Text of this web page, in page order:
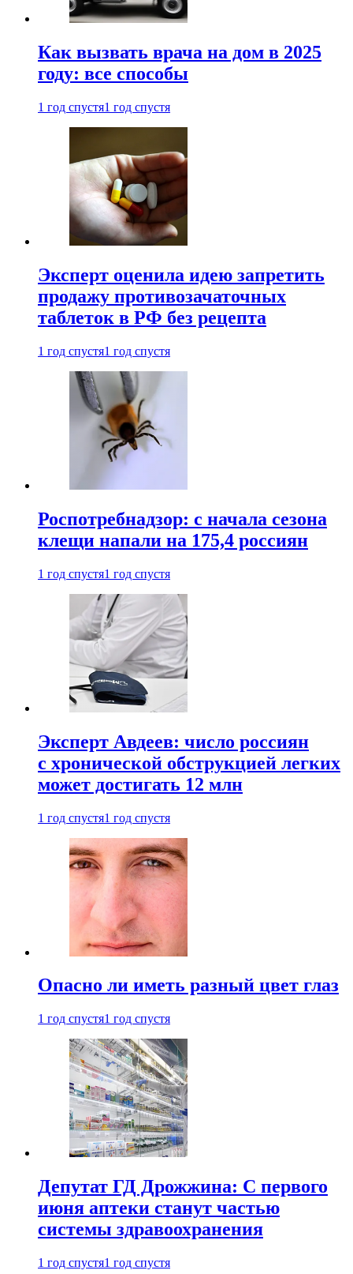
Как вызвать врача на дом в 2025
году: все способы
1 год спустя1 год спустя
Эксперт оценила идею запретить
продажу противозачаточных
таблеток в РФ без рецепта
1 год спустя1 год спустя
Роспотребнадзор: с начала сезона
клещи напали на 175,4 россиян
1 год спустя1 год спустя
Эксперт Авдеев: число россиян
с хронической обструкцией легких
может достигать 12 млн
1 год спустя1 год спустя
Опасно ли иметь разный цвет глаз
1 год спустя1 год спустя
Депутат ГД Дрожжина: С первого
июня аптеки станут частью
системы здравоохранения
1 год спустя1 год спустя